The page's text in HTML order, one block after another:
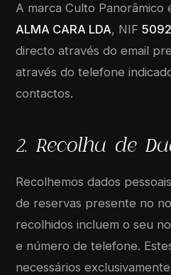
A marca Culto Panorâmico
ALMA CARA LDA, NIF
directo através do email
através do telefone
contactos.
2. Recolha de
Recolhemos dados
de reservas presente no
recolhidos incluem o seu
e número de telefone.
necessários